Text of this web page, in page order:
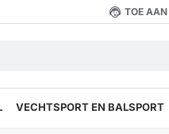
TOE
VECHTSPORT EN BALSPORT